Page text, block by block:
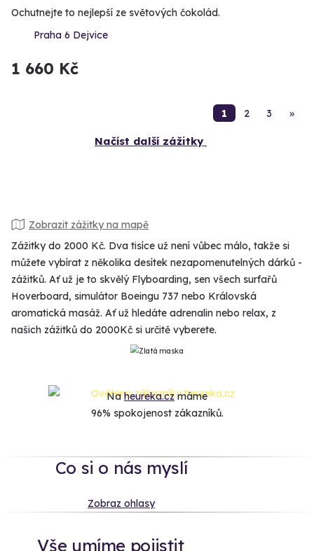
Ochutnejte to nejlepší ze světových čokolád.
Praha 6 Dejvice
1 660 Kč
1 2 3 »
Načíst další zážitky
Zobrazit zážitky na mapě
Zážitky do 2000 Kč. Dva tisíce už není vůbec málo, takže si
můžete vybírat z několika desítek nezapomenutelných dárků -
zážitků. Ať už je to skvělý Flyboarding, sen všech surfařů
Hoverboard, simulátor Boeingu 737 nebo Královská
aromatická masáž. Ať už hledáte adrenalin nebo relax, z
našich zážitků do 2000Kč si určitě vyberete.
Naheureka.czmáme
96% spokojenost zákazníků.
Co si o nás myslí
Zobraz ohlasy
Vše umíme pojistit